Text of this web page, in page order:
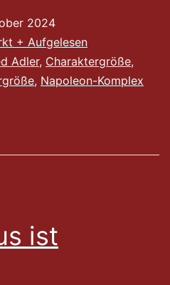
2024
+ Aufgelesen
Adler, Charaktergröße,
, Napoleon-Komplex
ist